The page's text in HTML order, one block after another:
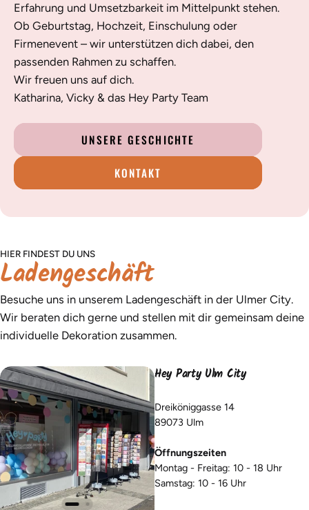
Erfahrung und Umsetzbarkeit im Mittelpunkt stehen.
Ob Geburtstag, Hochzeit, Einschulung oder
Firmenevent – wir unterstützen dich dabei, den
passenden Rahmen zu schaffen.
Wir freuen uns auf dich.
Katharina, Vicky & das Hey Party Team
UNSERE GESCHICHTE
KONTAKT
HIER FINDEST DU UNS
Ladengeschäft
Besuche uns in unserem Ladengeschäft in der Ulmer City.
Wir beraten dich gerne und stellen mit dir gemeinsam deine
individuelle Dekoration zusammen.
Hey Party Ulm City
Dreiköniggasse 14
89073 Ulm
Öffnungszeiten
Montag - Freitag: 10 - 18 Uhr
Samstag: 10 - 16 Uhr